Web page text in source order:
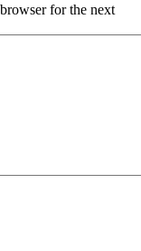
for the next